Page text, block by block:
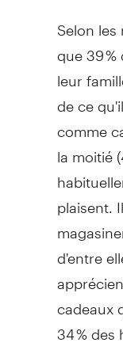
Selon
que 39
leur
de ce
comme
la moitié
plaisent.
d'entre
cadeaux
34 % des